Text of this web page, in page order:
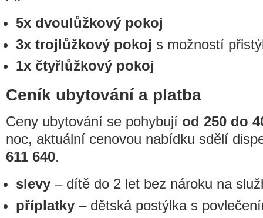
5x dvoulůžkový pokoj
3x trojlůžkový pokoj s možností
1x čtyřlůžkový pokoj
Ceník ubytování a platba
Ceny ubytování se pohybují od 250 do
noc, aktuální cenovou nabídku sdělí
611 640.
slevy – dítě do 2 let bez nároku na
příplatky – dětská postýlka s